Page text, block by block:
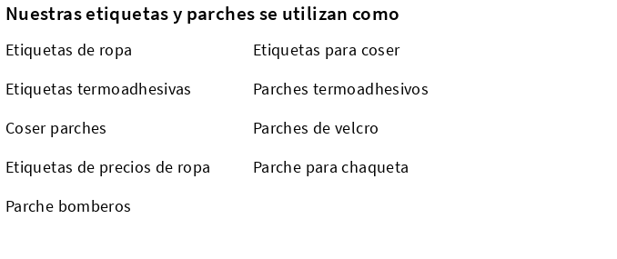
Nuestras etiquetas y parches se utilizan como
Etiquetas de ropa
Etiquetas para coser
Etiquetas termoadhesivas
Parches termoadhesivos
Coser parches
Parches de velcro
Etiquetas de precios de ropa
Parche para chaqueta
Parche bomberos